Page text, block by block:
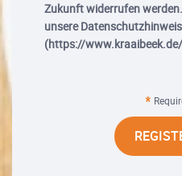
Zukunft widerrufen
unsere
(https://